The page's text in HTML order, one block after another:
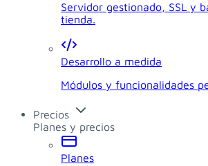
Servidor gestionado, SSL y
tienda.
Desarrollo a medida
Módulos y funcionalidades
Precios
Planes y precios
Planes